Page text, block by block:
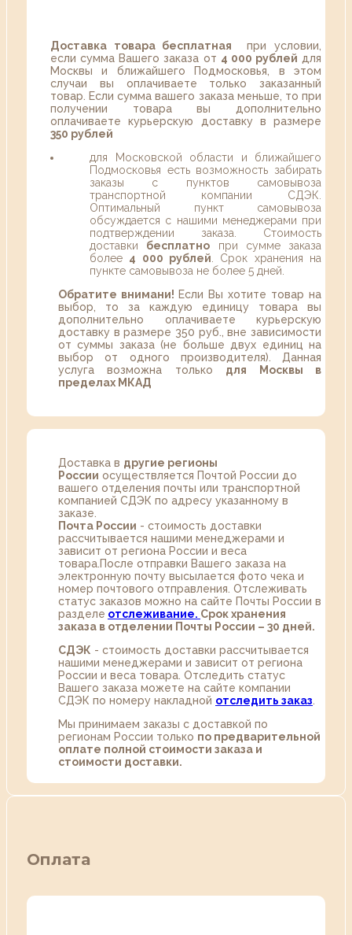
Доставка товара бесплатная при условии,
если сумма Вашего заказа от 4 000 рублей для
Москвы и ближайшего Подмосковья, в этом
случаи вы оплачиваете только заказанный
товар. Если сумма вашего заказа меньше, то при
получении товара вы дополнительно
оплачиваете курьерскую доставку в размере
350 рублей
для Московской области и ближайшего
Подмосковья есть возможность забирать
заказы с пунктов самовывоза
транспортной компании СДЭК.
Оптимальный пункт самовывоза
обсуждается с нашими менеджерами при
подтверждении заказа. Стоимость
доставки бесплатно при сумме заказа
более 4 000 рублей . Срок хранения на
пункте самовывоза не более 5 дней.
Обратите внимани! Если Вы хотите товар на
выбор, то за каждую единицу товара вы
дополнительно оплачиваете курьерскую
доставку в размере 350 руб., вне зависимости
от суммы заказа (не больше двух единиц на
выбор от одного производителя). Данная
услуга возможна только для Москвы в
пределах МКАД
Доставка в другие регионы
России осуществляется Почтой России до
вашего отделения почты или транспортной
компанией СДЭК по адресу указанному в
заказе.
Почта России - стоимость доставки
рассчитывается нашими менеджерами и
зависит от региона России и веса
товара.После отправки Вашего заказа на
электронную почту высылается фото чека и
номер почтового отправления. Отслеживать
статус заказов можно на сайте Почты России в
разделе oтслеживание. Срок хранения
заказа в отделении Почты России – 30 дней.
СДЭК - стоимость доставки рассчитывается
нашими менеджерами и зависит от региона
России и веса товара. Отследить статус
Вашего заказа можете на сайте компании
СДЭК по номеру накладной отследить заказ
Мы принимаем заказы с доставкой по
регионам России только по предварительной
оплате полной стоимости заказа и
стоимости доставки.
Оплата